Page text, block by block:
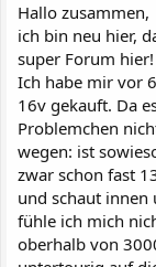
Hallo zusammen,
ich bin neu hier,
super Forum hier!
Ich habe mir vor
16v gekauft. Da
Problemchen
wegen: ist
zwar schon fast
und schaut innen
fühle ich mich
oberhalb von